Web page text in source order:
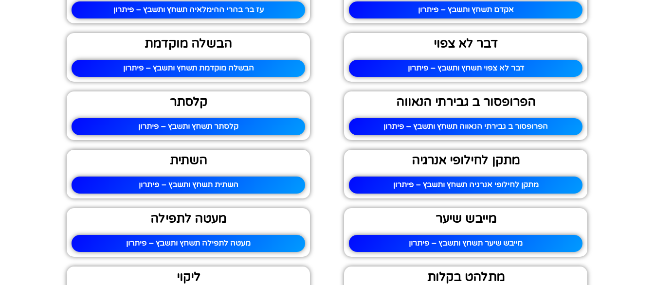
אקדם תשחץ ותשבץ – פיתרון עז בר בהרי ההימלאיה תשחץ ותשבץ – פיתרון
דבר לא צפוי
דבר לא צפוי תשחץ ותשבץ – פיתרון
הבשלה מוקדמת
הבשלה מוקדמת תשחץ ותשבץ – פיתרון
הפרופסור ב גבירתי הנאווה
הפרופסור ב גבירתי הנאווה תשחץ ותשבץ – פיתרון
קלסתר
קלסתר תשחץ ותשבץ – פיתרון
מתקן לחילופי אנרגיה
מתקן לחילופי אנרגיה תשחץ ותשבץ – פיתרון
השתית
השתית תשחץ ותשבץ – פיתרון
מייבש שיער
מייבש שיער תשחץ ותשבץ – פיתרון
מעטה לתפילה
מעטה לתפילה תשחץ ותשבץ – פיתרון
מתלהט בקלות ליקוי